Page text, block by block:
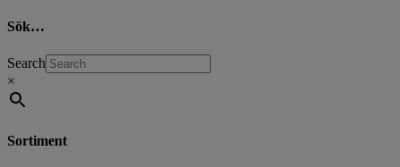
Sök…
Search
×
Sortiment